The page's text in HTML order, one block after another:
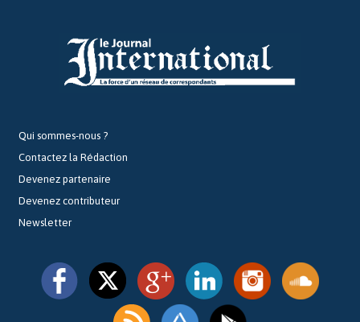
Qui sommes-nous ?
Contactez la Rédaction
Devenez partenaire
Devenez contributeur
Newsletter